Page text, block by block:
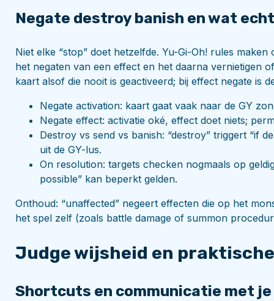
Negate destroy banish en wat
Niet elke “stop” doet hetzelfde. Yu-Gi-Oh! rules
het negaten van een effect en het daarna vernietigen
kaart alsof die nooit is geactiveerd; bij effect negate is
Negate activation: kaart gaat vaak naar de GY
Negate effect: activatie oké, effect doet niets;
Destroy vs send vs banish: “destroy” triggert “if
uit de GY-lus.
On resolution: targets checken nogmaals op
possible” kan beperkt gelden.
Onthoud: “unaffected” negeert effecten die op het
het spel zelf (zoals battle damage of summon
Judge wijsheid en
Shortcuts en communicatie met